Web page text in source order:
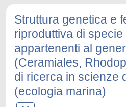
Struttura genetica e
riproduttiva di specie
appartenenti al
(Ceramiales,
di ricerca in scienze
(ecologia marina)